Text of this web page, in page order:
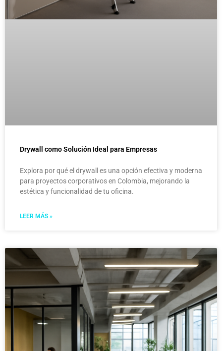
Drywall como Solución Ideal para Empresas
Explora por qué el drywall es una opción efectiva y moderna
para proyectos corporativos en Colombia, mejorando la
estética y funcionalidad de tu oficina.
LEER MÁS »